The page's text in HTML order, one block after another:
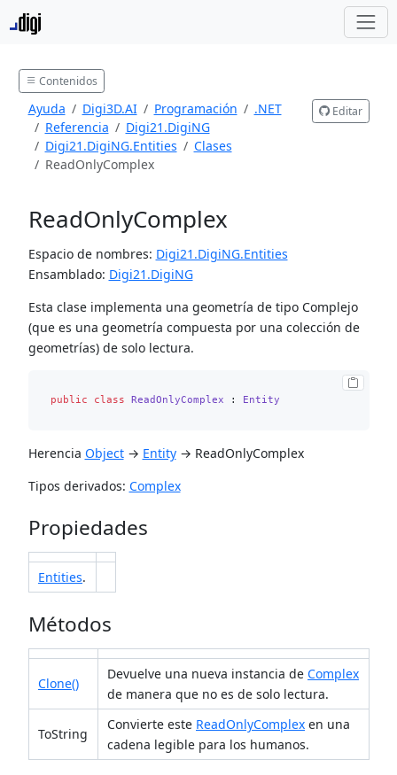
Contenidos
Ayuda Digi3D.AI Programación
.NET
Referencia
Digi21.DigiNG
Digi21.DigiNG.Entities
Clases
ReadOnlyComplex
Editar
ReadOnlyComplex
Espacio de nombres: Digi21.DigiNG.Entities
Ensamblado: Digi21.DigiNG
Esta clase implementa una geometría de tipo Complejo
(que es una geometría compuesta por una colección de
geometrías) de solo lectura.
public class ReadOnlyComplex : Entity
Herencia Object→ Entity→ ReadOnlyComplex
Tipos derivados: Complex
Propiedades
Entities.
Métodos
Clone()
Devuelve una nueva instancia de Complex
de manera que no es de solo lectura.
ToString
Convierte este ReadOnlyComplex en una
cadena legible para los humanos.